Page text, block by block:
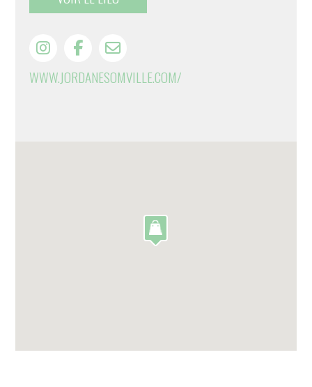
WWW.JORDANESOMVILLE.COM/